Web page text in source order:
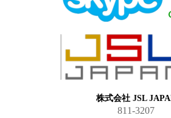
株式会社 JSL
811-3207